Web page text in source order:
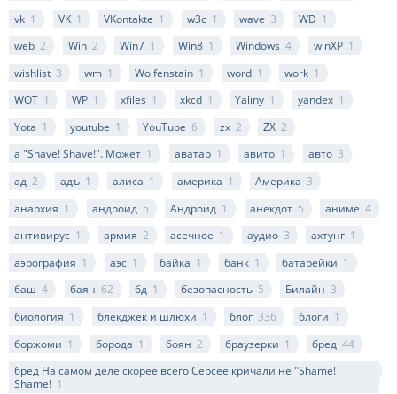
vk 1 VK 1 VKontakte 1 w3c 1 wave 3 WD 1
web 2 Win 2 Win7 1 Win8 1 Windows 4 winXP 1
wishlist 3 wm 1 Wolfenstain 1 word 1 work 1
WOT 1 WP 1 xfiles 1 xkcd 1 Yaliny 1 yandex 1
Yota 1 youtube 1 YouTube 6 zx 2 ZX 2
а "Shave! Shave!". Может 1 аватар 1 авито 1 авто 3
ад 2 адъ 1 алиса 1 америка 1 Америка 3
анархия 1 андроид 5 Андроид 1 анекдот 5 аниме 4
антивирус 1 армия 2 асечное 1 аудио 3 ахтунг 1
аэрография 1 аэс 1 байка 1 банк 1 батарейки 1
баш 4 баян 62 бд 1 безопасность 5 Билайн 3
биология 1 блекджек и шлюхи 1 блог 336 блоги 1
боржоми 1 борода 1 боян 2 браузерки 1 бред 44
бред На самом деле скорее всего Серсее кричали не "Shame!
Shame! 1